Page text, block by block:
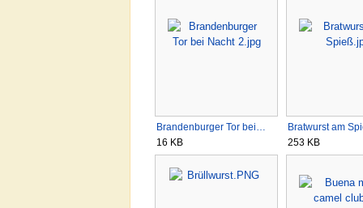
Brandenburger Tor bei…
16 KB
Bratwurst am
253 KB